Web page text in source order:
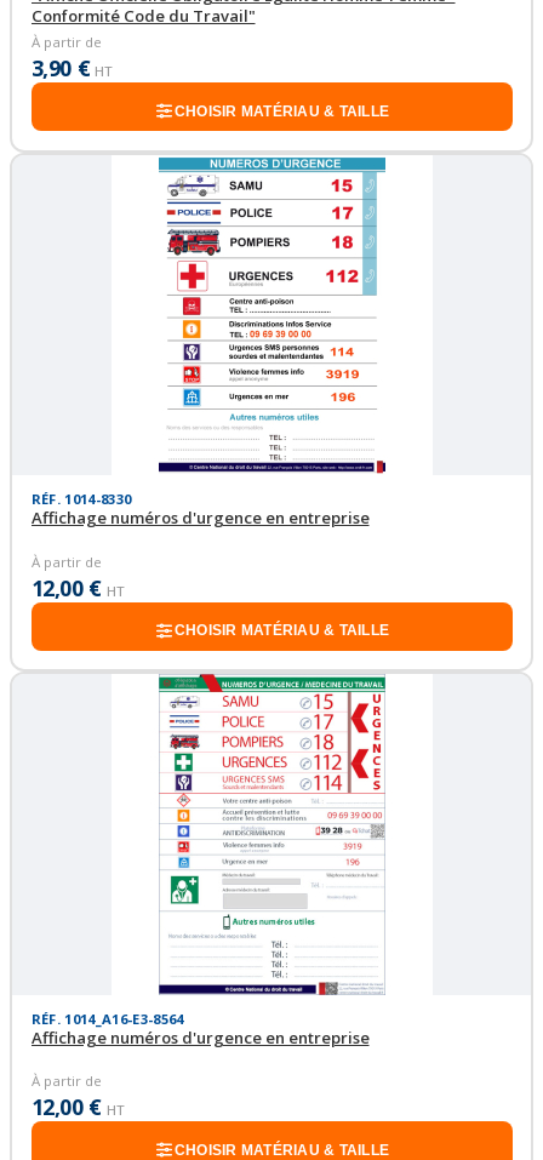
Conformité Code du Travail"
À partir de
3,90 € HT
CHOISIR MATÉRIAU & TAILLE
RÉF. 1014-8330
Affichage numéros d'urgence en entreprise
À partir de
12,00 € HT
CHOISIR MATÉRIAU & TAILLE
RÉF. 1014_A16-E3-8564
Affichage numéros d'urgence en entreprise
À partir de
12,00 € HT
CHOISIR MATÉRIAU & TAILLE